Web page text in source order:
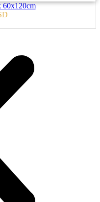
60x120cm